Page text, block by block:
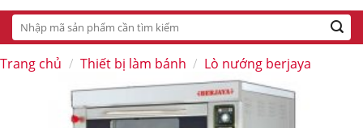
Tìm
kiếm:
Trang chủ / Thiết bị làm bánh / Lò nướng berjaya